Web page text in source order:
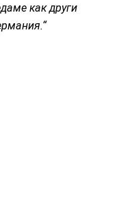
как други